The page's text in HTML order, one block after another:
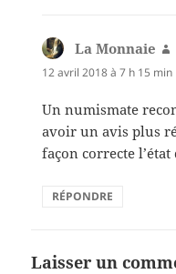
La Monnaie
12 avril 2018 à 7 h 15 min
Un numismate
avoir un avis plus
façon correcte l’état
RÉPONDRE
Laisser un